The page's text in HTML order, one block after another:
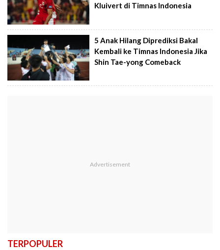
Kluivert di Timnas Indonesia
5 Anak Hilang Diprediksi Bakal
Kembali ke Timnas Indonesia Jika
Shin Tae-yong Comeback
TERPOPULER